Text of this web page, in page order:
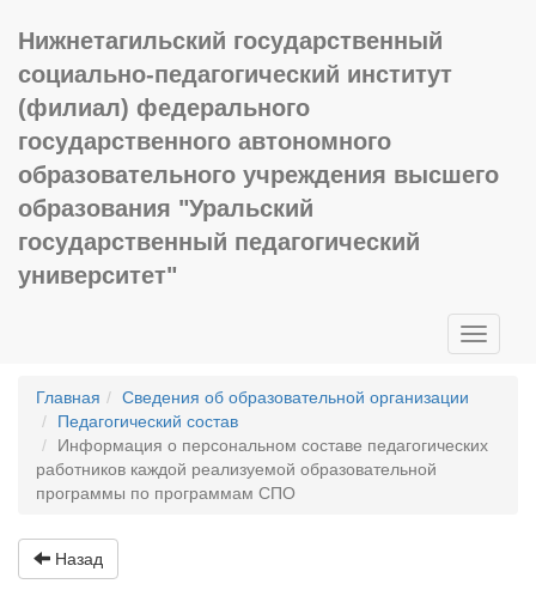
Нижнетагильский государственный
социально-педагогический институт
(филиал) федерального
государственного автономного
образовательного учреждения высшего
образования "Уральский
государственный педагогический
университет"
Toggle
Главная
Сведения об образовательной организации
Педагогический состав
Информация о персональном составе педагогических
работников каждой реализуемой образовательной
программы по программам СПО
Назад